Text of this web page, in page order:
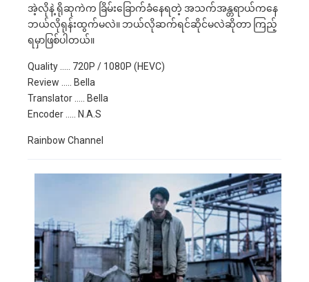
အဲ့လိုနဲ့ ရိုဆုကဲက ခြိမ်းခြောက်ခံနေရတဲ့ အသက်အန္တရာယ်ကနေ
ဘယ်လိုရုန်းထွက်မလဲ။ ဘယ်လိုဆက်ရင်ဆိုင်မလဲဆိုတာ ကြည့်
ရမှာဖြစ်ပါတယ်။
Quality ….. 720P / 1080P (HEVC)
Review ….. Bella
Translator ….. Bella
Encoder ….. N.A.S
Rainbow Channel